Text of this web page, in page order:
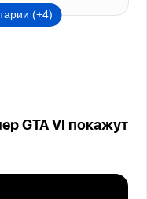
(+4)
GTA VI покажут